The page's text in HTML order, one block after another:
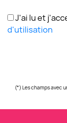
J'ai lu et
d'utilisation
(*) Les champs avec